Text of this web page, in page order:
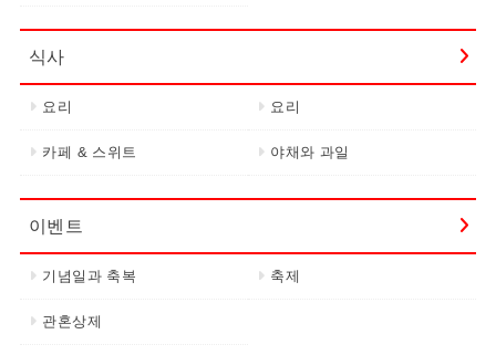
식사
요리 요리
카페 & 스위트 야채와 과일
이벤트
기념일과 축복 축제
관혼상제